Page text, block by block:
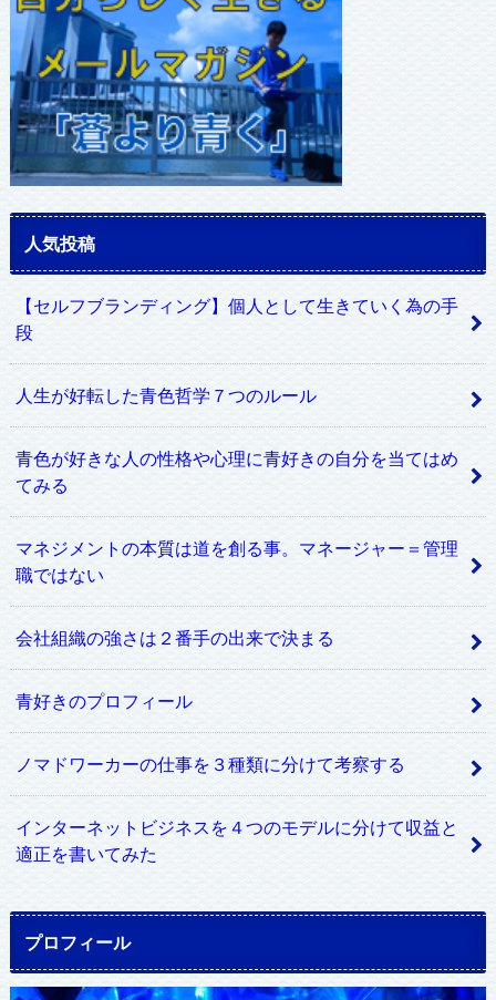
人気投稿
【セルフブランディング】個人として生きていく為の手
段
人生が好転した青色哲学７つのルール
青色が好きな人の性格や心理に青好きの自分を当てはめ
てみる
マネジメントの本質は道を創る事。マネージャー＝管理
職ではない
会社組織の強さは２番手の出来で決まる
青好きのプロフィール
ノマドワーカーの仕事を３種類に分けて考察する
インターネットビジネスを４つのモデルに分けて収益と
適正を書いてみた
プロフィール